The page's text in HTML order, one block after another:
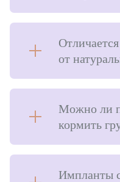
от
Можно ли
кормить
Импланты